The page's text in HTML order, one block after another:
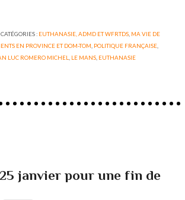
CATÉGORIES : EUTHANASIE, ADMD ET WFRTDS, MA VIE DE
EN PROVINCE ET DOM-TOM POLITIQUE FRANÇAISE
LUC ROMERO MICHEL LE MANS EUTHANASIE
janvier pour une fin de